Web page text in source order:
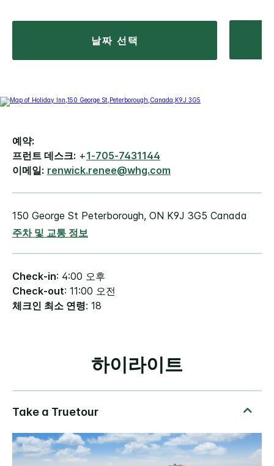
날짜 선택
예약:
프런트 데스크: +1-705-7431144
이메일: renwick.renee@whg.com
150 George St Peterborough, ON K9J 3G5 Canada
주차 및 교통 정보
Check-in: 4:00 오후
Check-out: 11:00 오전
체크인 최소 연령: 18
하이라이트